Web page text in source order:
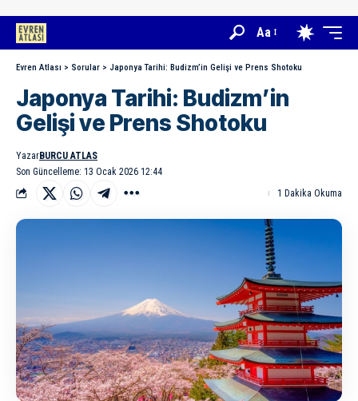
Aa
Evren Atlası > Sorular > Japonya Tarihi: Budizm’in Gelişi ve Prens Shotoku
Japonya Tarihi: Budizm’in
Gelişi ve Prens Shotoku
Son Güncelleme: 13 Ocak 2026 12:44
YazarBURCU ATLAS
1 Dakika Okuma